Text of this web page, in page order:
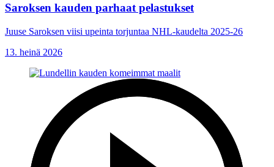
Saroksen kauden parhaat pelastukset
Juuse Saroksen viisi upeinta torjuntaa NHL-kaudelta 2025-26
13. heinä 2026